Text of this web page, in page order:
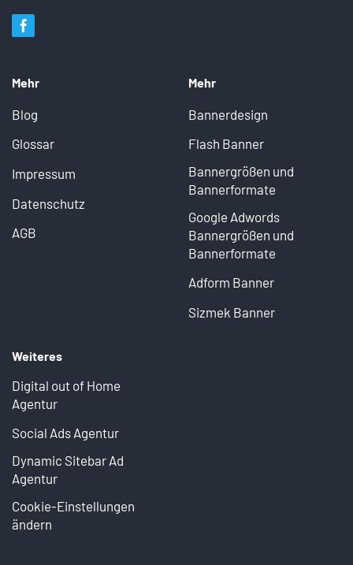
Mehr
Blog
Glossar
Impressum
Datenschutz
AGB
Mehr
Bannerdesign
Flash Banner
Bannergrößen und
Bannerformate
Google Adwords
Bannergrößen und
Bannerformate
Adform Banner
Sizmek Banner
Weiteres
Digital out of Home
Agentur
Social Ads Agentur
Dynamic Sitebar Ad
Agentur
Cookie-Einstellungen
ändern